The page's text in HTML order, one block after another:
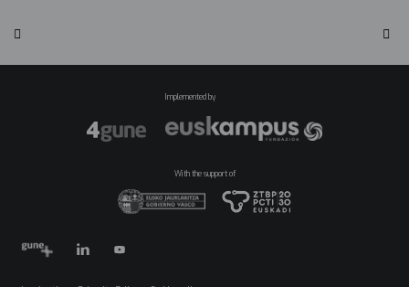
Implemented by
With the support of